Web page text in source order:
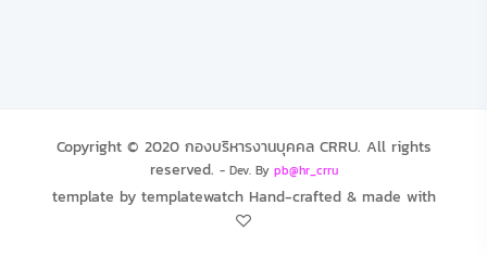
Copyright © 2020 กองบริหารงานบุคคล CRRU. All rights
reserved. - Dev. By pb@hr_crru
template by templatewatch Hand-crafted & made with